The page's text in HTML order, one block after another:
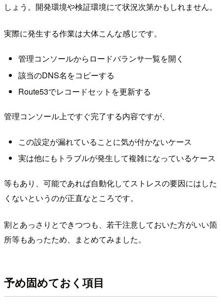
しょう。開発環境や検証環境にて状況次第かもしれません。
実際に発生する作業は大体こんな感じです。
管理コンソールからロードバランサ一覧を開く
該当のDNS名をコピーする
Route53でレコードセットを更新する
管理コンソール上ですぐ完了する内容ですが、
この設定が漏れていることに気が付かないケース
実は他にもトラブルが発生して複雑になっているケース
等もあり、可能であれば自動化してストレスの要因にはした
くないというのが正直なところです。
割とあっさりとできつつも、若干注意しておいた方がいい箇
所等もあったため、まとめてみました。
予め固めておく項目